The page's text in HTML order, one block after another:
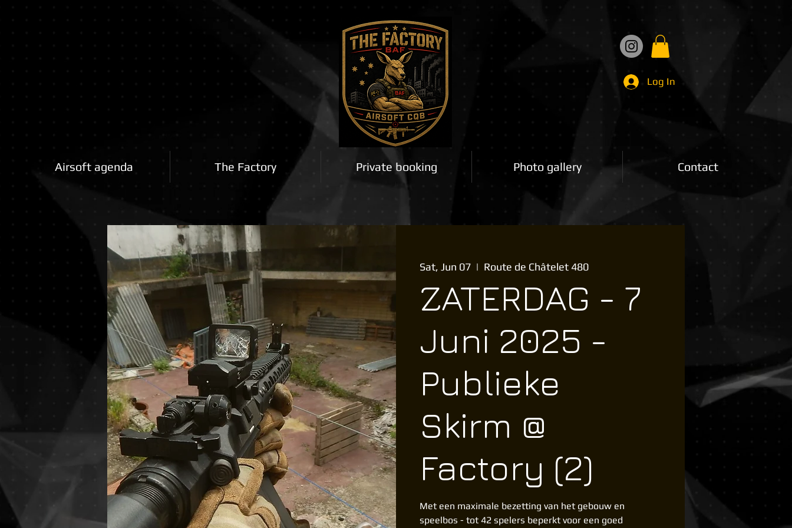
Log In
Airsoft agenda The Factory Private booking Photo gallery Contact
Sat, Jun 07
  |
Route de Châtelet 480
ZATERDAG - 7
Juni 2025 -
Publieke
Skirm @
Factory (2)
Met een maximale bezetting van het gebouw en
speelbos - tot 42 spelers beperkt voor een goed